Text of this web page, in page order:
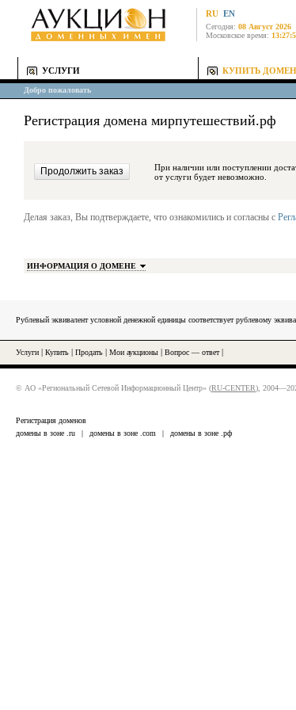
RU EN
Сегодня: 08 Август 2026
Московское время:
УСЛУГИ КУПИТЬ ДОМЕН
Добро пожаловать
Регистрация домена мирпутешествий.рф
При наличии или поступлении достаточной
от услуги будет невозможно.
Делая заказ, Вы подтверждаете, что ознакомились и согласны с
ИНФОРМАЦИЯ О ДОМЕНЕ
Рублевый эквивалент условной денежной единицы соответствует рублевому
Услуги Купить Продать Мои аукционы Вопрос — ответ|
© АО «Региональный Сетевой Информационный Центр» (RU-CENTER),
Регистрация доменов
домены в зоне .ru
| домены в зоне .com | домены в зоне .рф